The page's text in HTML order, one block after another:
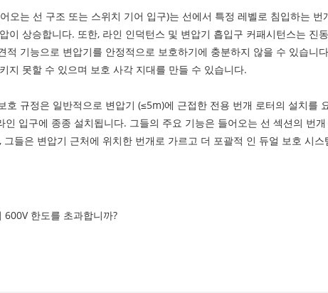
오는 선 구조 또는 스위치 기어 입구)는 선에서 특정 레벨로 침입하는
이 상승합니다. 또한, 라인 인덕턴스 및 변압기 흡입구 커패시턴스는 진
기능으로 변압기를 안정적으로 보호하기에 충분하지 않을 수 있습니
지 못할 수 있으며 보호 사각 지대를 만들 수 있습니다.
규정은 일반적으로 변압기 (≤5m)에 근접한 전용 번개 로터의 설치를
인 입구에 종종 설치됩니다. 그들의 주요 기능은 들어오는 선 섹션의 번
들은 변압기 근처에 위치한 번개로 가르고 더 포괄적 인 듀얼 보호 시
한도를 초과합니까?